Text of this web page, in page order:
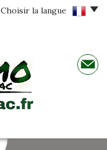
Choisir la langue